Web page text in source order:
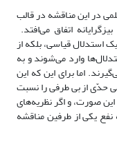
در این مناقشه در قالب
اتفاق می‌افتد.
استدلال قیاسی، بلکه از
وارد می‌شوند و به
اما برای این که این
حدّی از بی طرفی را نسبت
صورت، و اگر نظریه‌‌های
نفع یکی از طرفین مناقشه